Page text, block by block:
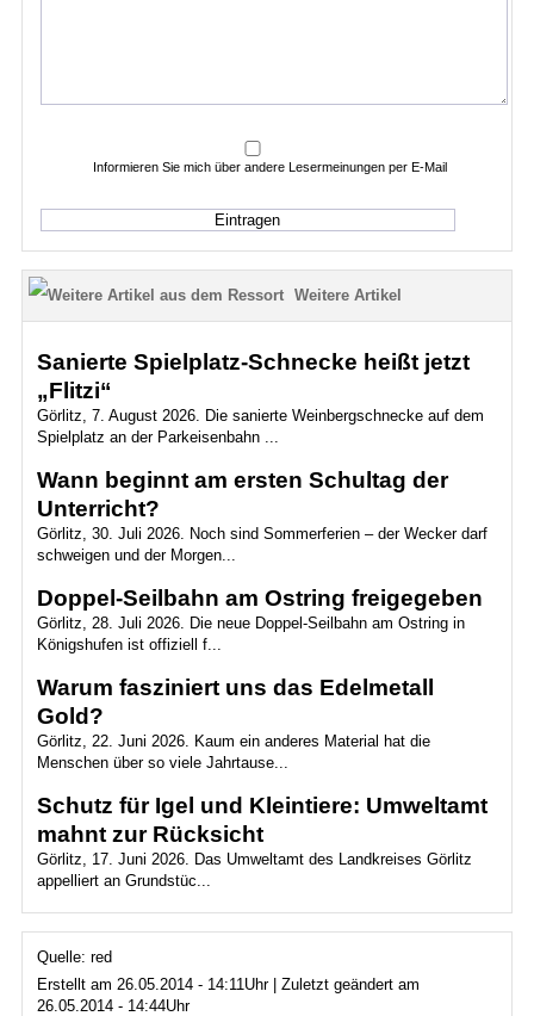
Informieren Sie mich über andere Lesermeinungen per E-Mail
Weitere Artikel
Sanierte Spielplatz-Schnecke heißt jetzt
„Flitzi“
Görlitz, 7. August 2026. Die sanierte Weinbergschnecke auf dem
Spielplatz an der Parkeisenbahn ...
Wann beginnt am ersten Schultag der
Unterricht?
Görlitz, 30. Juli 2026. Noch sind Sommerferien – der Wecker darf
schweigen und der Morgen...
Doppel-Seilbahn am Ostring freigegeben
Görlitz, 28. Juli 2026. Die neue Doppel-Seilbahn am Ostring in
Königshufen ist offiziell f...
Warum fasziniert uns das Edelmetall
Gold?
Görlitz, 22. Juni 2026. Kaum ein anderes Material hat die
Menschen über so viele Jahrtause...
Schutz für Igel und Kleintiere: Umweltamt
mahnt zur Rücksicht
Görlitz, 17. Juni 2026. Das Umweltamt des Landkreises Görlitz
appelliert an Grundstüc...
Quelle: red
Erstellt am 26.05.2014 - 14:11Uhr | Zuletzt geändert am
26.05.2014 - 14:44Uhr